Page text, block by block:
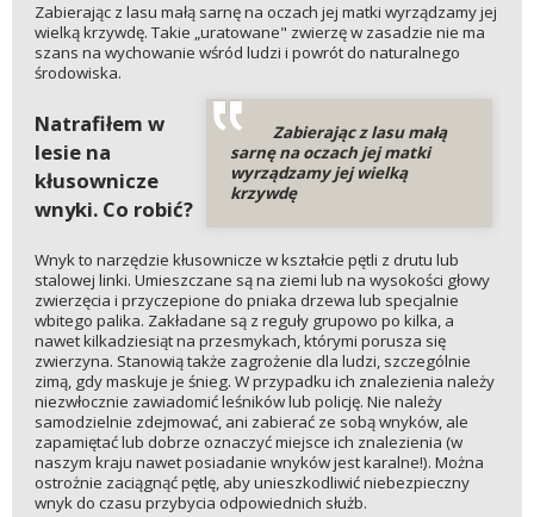
Zabierając z lasu małą sarnę na oczach jej matki wyrządzamy jej
wielką krzywdę. Takie „uratowane" zwierzę w zasadzie nie ma
szans na wychowanie wśród ludzi i powrót do naturalnego
środowiska.
Zabierając z lasu małą
sarnę na oczach jej matki
wyrządzamy jej wielką
krzywdę
Natrafiłem w
lesie na
kłusownicze
wnyki. Co robić?
Wnyk to narzędzie kłusownicze w kształcie pętli z drutu lub
stalowej linki. Umieszczane są na ziemi lub na wysokości głowy
zwierzęcia i przyczepione do pniaka drzewa lub specjalnie
wbitego palika. Zakładane są z reguły grupowo po kilka, a
nawet kilkadziesiąt na przesmykach, którymi porusza się
zwierzyna. Stanowią także zagrożenie dla ludzi, szczególnie
zimą, gdy maskuje je śnieg. W przypadku ich znalezienia należy
niezwłocznie zawiadomić leśników lub policję. Nie należy
samodzielnie zdejmować, ani zabierać ze sobą wnyków, ale
zapamiętać lub dobrze oznaczyć miejsce ich znalezienia (w
naszym kraju nawet posiadanie wnyków jest karalne!). Można
ostrożnie zaciągnąć pętlę, aby unieszkodliwić niebezpieczny
wnyk do czasu przybycia odpowiednich służb.